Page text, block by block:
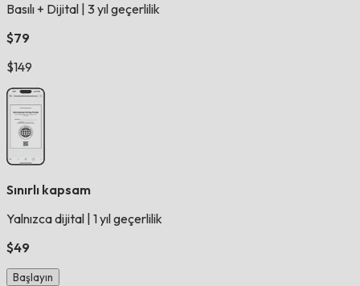
Basılı + Dijital 3 yıl geçerlilik
$79
$149
Sınırlı kapsam
Yalnızca dijital 1 yıl geçerlilik
$49
Başlayın